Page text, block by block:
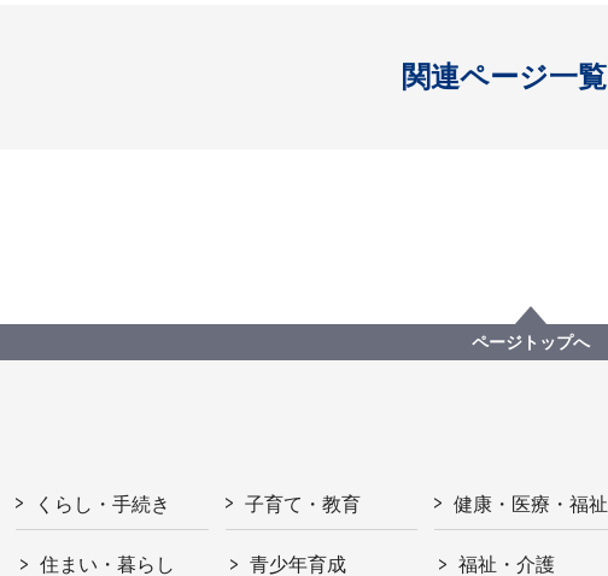
関連ページ一覧
開く
ページトップへ
くらし・手続き
住まい・暮らし
子育て・教育
青少年育成
健康・医療・福祉
福祉・介護